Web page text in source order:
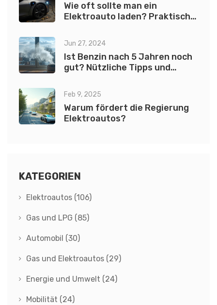
Wie oft sollte man ein
Elektroauto laden? Praktische
Jun 27, 2024
Ist Benzin nach 5 Jahren noch
gut? Nützliche Tipps und
Feb 9, 2025
Warum fördert die Regierung
Elektroautos?
KATEGORIEN
Elektroautos (106)
Gas und LPG (85)
Automobil (30)
Gas und Elektroautos (29)
Energie und Umwelt (24)
Mobilität (24)